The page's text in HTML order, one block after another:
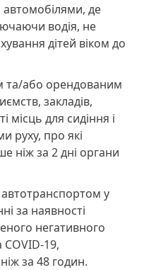
де
водія, не
дітей віком до
та/або орендованим
закладів,
місць для сидіння і
руху, про які
ніж за 2 дні органи
у
за наявності
негативного
COVID-19,
за 48 годин.